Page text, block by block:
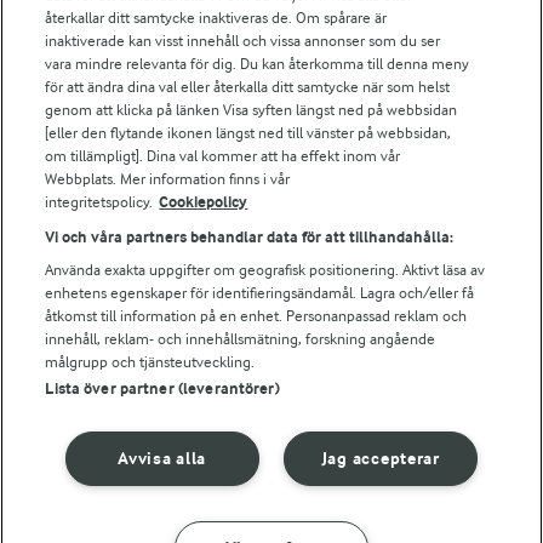
Falbygdens Ost
Arla webbshop
Bildbank
Följ oss
© 2026 Arla Foods
Integritetspolicy
återkallar ditt samtycke inaktiveras de. Om spårare är
inaktiverade kan visst innehåll och vissa annonser som du ser
vara mindre relevanta för dig. Du kan återkomma till denna meny
för att ändra dina val eller återkalla ditt samtycke när som helst
genom att klicka på länken Visa syften längst ned på webbsidan
[eller den flytande ikonen längst ned till vänster på webbsidan,
om tillämpligt]. Dina val kommer att ha effekt inom vår
Webbplats. Mer information finns i vår
integritetspolicy. Cookiepolicy
Vi och våra partners behandlar data för att tillhandahålla:
Använda exakta uppgifter om geografisk positionering. Aktivt läsa av
enhetens egenskaper för identifieringsändamål. Lagra och/eller få
åtkomst till information på en enhet. Personanpassad reklam och
innehåll, reklam- och innehållsmätning, forskning angående
målgrupp och tjänsteutveckling.
Lista över partner (leverantörer)
Jag accepterar
Avvisa alla